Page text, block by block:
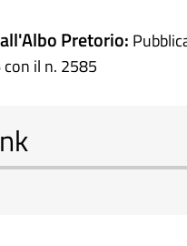
Pretorio:
il n. 2585